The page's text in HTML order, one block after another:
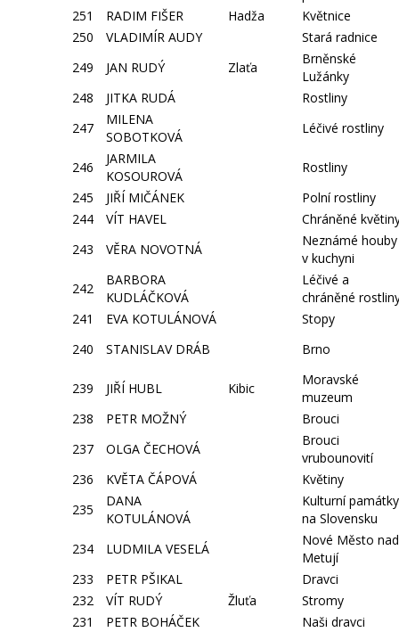
251
RADIM FIŠER Hadža
Květnice
250
VLADIMÍR AUDY
Stará radnice
249
JAN RUDÝ Zlaťa
Brněnské
Lužánky
248
JITKA RUDÁ
Rostliny
247
MILENA
SOBOTKOVÁ
Léčivé rostliny
246
JARMILA
KOSOUROVÁ
Rostliny
245
JIŘÍ MIČÁNEK
Polní rostliny
244
VÍT HAVEL
Chráněné
243
VĚRA NOVOTNÁ
Neznámé houby
v kuchyni
242
BARBORA
KUDLÁČKOVÁ
Léčivé a
chráněné
241
EVA KOTULÁNOVÁ
Stopy
240
STANISLAV DRÁB Brno
239 JIŘÍ HUBL Kibic
Moravské
muzeum
238
PETR MOŽNÝ
Brouci
237
OLGA ČECHOVÁ
Brouci
vrubounovití
236
KVĚTA ČÁPOVÁ
Květiny
235
DANA
KOTULÁNOVÁ
Kulturní památky
na Slovensku
234
LUDMILA VESELÁ
Nové Město nad
Metují
233
PETR PŠIKAL
Dravci
232
VÍT RUDÝ Žluťa
Stromy
231
PETR BOHÁČEK
Naši dravci